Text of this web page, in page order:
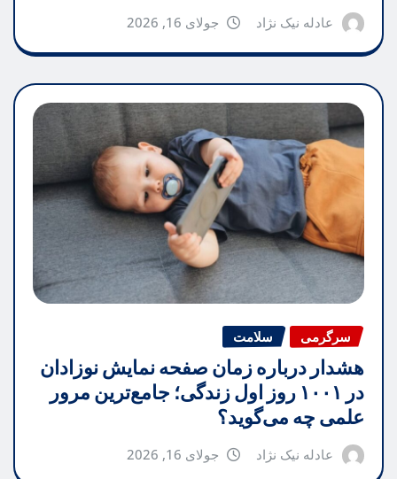
عادله نیک نژاد جولای 16, 2026
سرگرمی سلامت
هشدار درباره زمان صفحه نمایش نوزادان
در ۱۰۰۱ روز اول زندگی؛ جامع‌ترین مرور
علمی چه می‌گوید؟
عادله نیک نژاد جولای 16, 2026